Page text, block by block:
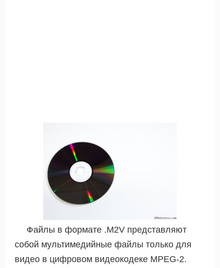
Файлы в формате .M2V представляют
собой мультимедийные файлы только для
видео в цифровом видеокодеке MPEG-2.